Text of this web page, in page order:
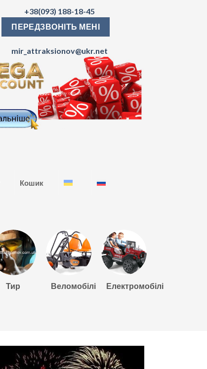
+38(093) 188-18-45
ПЕРЕДЗВОНІТЬ МЕНІ
mir_attraksionov@ukr.net
Кошик
Тир Веломобілі Електромобілі